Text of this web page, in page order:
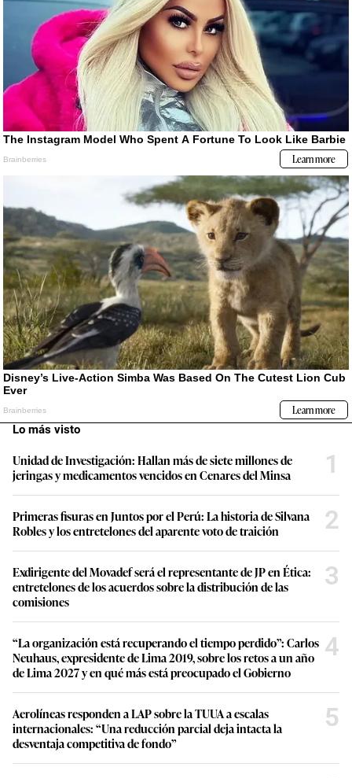
Lo más visto
Unidad de Investigación: Hallan más de siete millones de
jeringas y medicamentos vencidos en Cenares del Minsa
1
Primeras fisuras en Juntos por el Perú: La historia de Silvana
Robles y los entretelones del aparente voto de traición
2
Exdirigente del Movadef será el representante de JP en Ética:
entretelones de los acuerdos sobre la distribución de las
comisiones
3
“La organización está recuperando el tiempo perdido”: Carlos
Neuhaus, expresidente de Lima 2019, sobre los retos a un año
de Lima 2027 y en qué más está preocupado el Gobierno
4
Aerolíneas responden a LAP sobre la TUUA a escalas
internacionales: “Una reducción parcial deja intacta la
desventaja competitiva de fondo”
5